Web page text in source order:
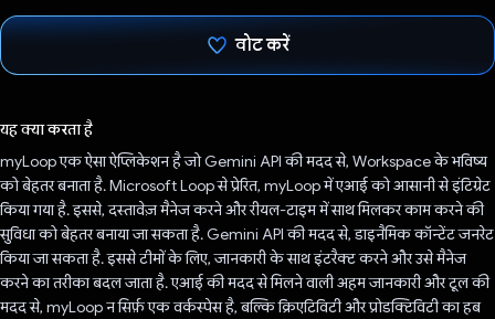
वोट करें
यह क्या करता है
myLoop एक ऐसा ऐप्लिकेशन है जो Gemini API की मदद से, Workspace के भविष्य
को बेहतर बनाता है. Microsoft Loop से प्रेरित, myLoop में एआई को आसानी से इंटिग्रेट
किया गया है. इससे, दस्तावेज़ मैनेज करने और रीयल-टाइम में साथ मिलकर काम करने की
सुविधा को बेहतर बनाया जा सकता है. Gemini API की मदद से, डाइनैमिक कॉन्टेंट जनरेट
किया जा सकता है. इससे टीमों के लिए, जानकारी के साथ इंटरैक्ट करने और उसे मैनेज
करने का तरीका बदल जाता है. एआई की मदद से मिलने वाली अहम जानकारी और टूल की
मदद से, myLoop न सिर्फ़ एक वर्कस्पेस है, बल्कि क्रिएटिविटी और प्रोडक्टिविटी का हब